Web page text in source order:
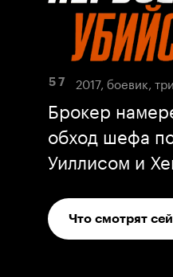
5 7 2017, боевик,
Брокер
обход шефа
Уиллисом и
Что смотрят